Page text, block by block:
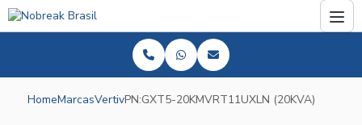
HomeMarcasVertivPN:GXT5-20KMVRT11UXLN (20KVA)